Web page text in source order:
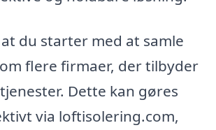
du starter med at samle
flere firmaer, der tilbyder
Dette kan gøres
via loftisolering.com,